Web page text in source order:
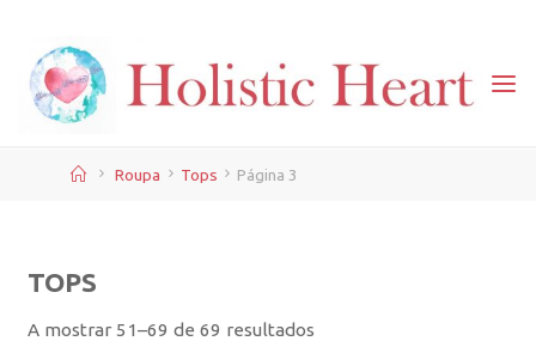
content
HomeRoupa Tops Página 3
TOPS
A mostrar 51–69 de 69 resultados